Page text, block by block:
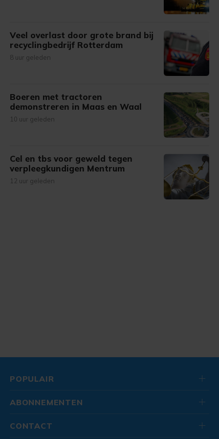
Veel overlast door grote brand bij
recyclingbedrijf Rotterdam
8 uur geleden
Boeren met tractoren
demonstreren in Maas en Waal
10 uur geleden
Cel en tbs voor geweld tegen
verpleegkundigen Mentrum
12 uur geleden
POPULAIR
ABONNEMENTEN
CONTACT